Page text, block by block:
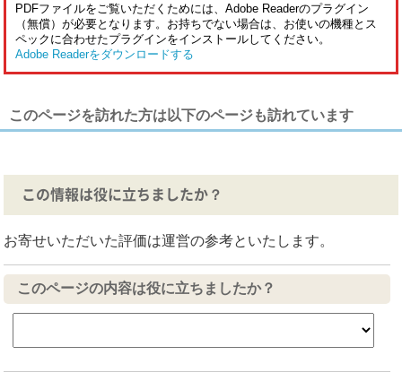
PDFファイルをご覧いただくためには、Adobe Readerのプラグイン
（無償）が必要となります。お持ちでない場合は、お使いの機種とス
ペックに合わせたプラグインをインストールしてください。
Adobe Readerをダウンロードする
このページを訪れた方は以下のページも訪れています
この情報は役に立ちましたか？
お寄せいただいた評価は運営の参考といたします。
このページの内容は役に立ちましたか？